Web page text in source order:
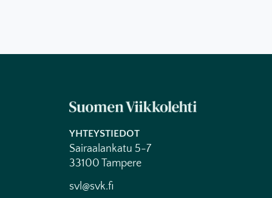
YHTEYSTIEDOT
Sairaalankatu 5-7
33100 Tampere
svl@svk.fi